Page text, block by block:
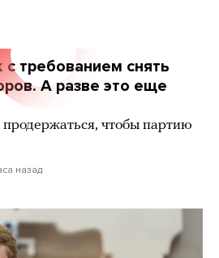
с требованием снять
А разве это еще
чтобы партию
назад